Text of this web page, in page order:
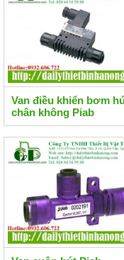
Van điều khiển bơm
chân không Piab